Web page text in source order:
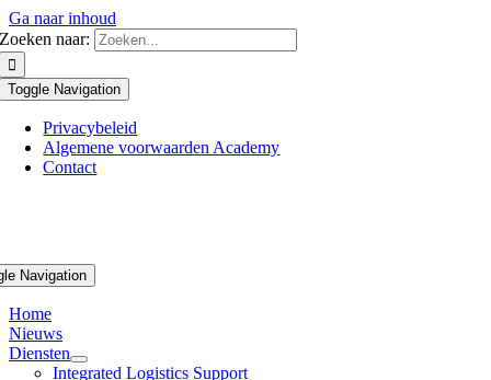
Ga naar inhoud
Zoeken naar:
Toggle Navigation
Privacybeleid
Algemene voorwaarden Academy
Contact
Navigation
Home
Nieuws
Diensten
Integrated Logistics Support